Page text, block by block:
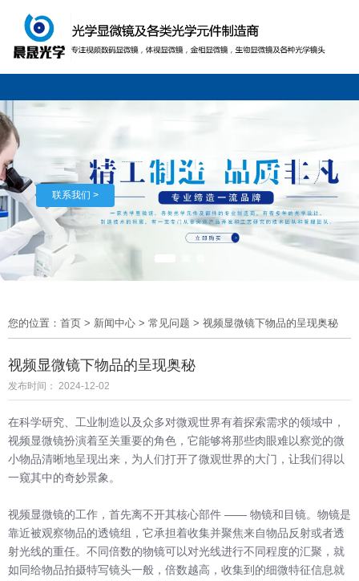
联系我们 >
您的位置：首页 > 新闻中心 > 常见问题 > 视频显微镜下物品的呈现奥秘
视频显微镜下物品的呈现奥秘
发布时间： 2024-12-02
在科学研究、工业制造以及众多对微观世界有着探索需求的领域中，
视频显微镜扮演着至关重要的角色，它能够将那些肉眼难以察觉的微
小物品清晰地呈现出来，为人们打开了微观世界的大门，让我们得以
一窥其中的奇妙景象。
视频显微镜的工作，首先离不开其核心部件 —— 物镜和目镜。物镜是
靠近被观察物品的透镜组，它承担着收集并聚焦来自物品反射或者透
射光线的重任。不同倍数的物镜可以对光线进行不同程度的汇聚，就
如同给物品拍摄特写镜头一般，倍数越高，收集到的细微特征信息就